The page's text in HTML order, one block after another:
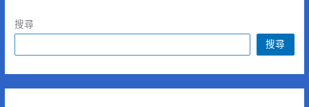
搜尋
搜尋